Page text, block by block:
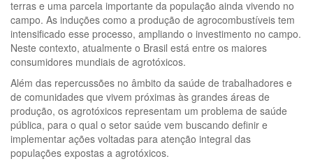
terras e uma parcela importante da população ainda vivendo no
campo. As induções como a produção de agrocombustíveis tem
intensificado esse processo, ampliando o investimento no campo.
Neste contexto, atualmente o Brasil está entre os maiores
consumidores mundiais de agrotóxicos.
Além das repercussões no âmbito da saúde de trabalhadores e
de comunidades que vivem próximas às grandes áreas de
produção, os agrotóxicos representam um problema de saúde
pública, para o qual o setor saúde vem buscando definir e
implementar ações voltadas para atenção integral das
populações expostas a agrotóxicos.